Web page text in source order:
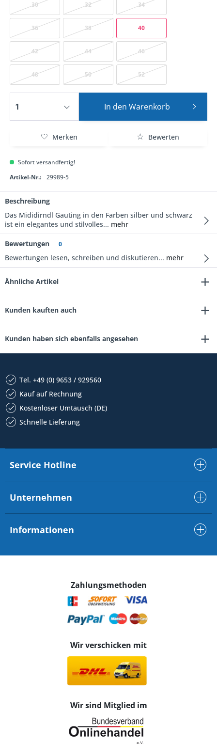
30 32 34
36 38 40
42 44 46
48 50 52
In den Warenkorb
Merken Bewerten
Sofort versandfertig!
Artikel-Nr.:
29989-5
Beschreibung
Das Mididirndl Gauting in den Farben silber und schwarz
ist ein elegantes und stilvolles... mehr
Bewertungen 0
Bewertungen lesen, schreiben und diskutieren... mehr
Ähnliche Artikel
Kunden kauften auch
Kunden haben sich ebenfalls angesehen
Tel. +49 (0) 9653 / 929560
Kauf auf Rechnung
Kostenloser Umtausch (DE)
Schnelle Lieferung
Service Hotline
Unternehmen
Informationen
Zahlungsmethoden
Wir verschicken mit
Wir sind Mitglied im